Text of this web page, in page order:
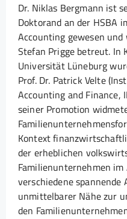
Dr. Niklas Bergmann ist
Doktorand an der HSBA
Accounting gewesen
Stefan Prigge betreut. In
Universität Lüneburg
Prof. Dr. Patrick Velte
Accounting and Finance,
seiner Promotion
Kontext
der erheblichen
Familienunternehmen
verschiedene spannende
unmittelbarer Nähe zur
den